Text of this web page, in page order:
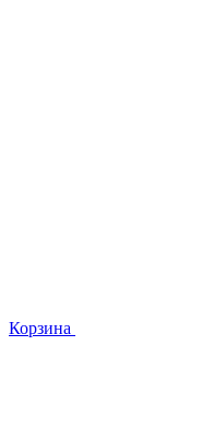
Корзина